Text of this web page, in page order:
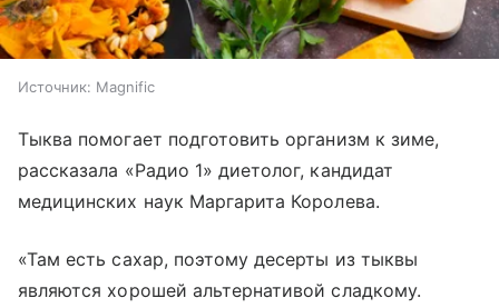
Источник: Magnific
Тыква помогает подготовить организм к зиме,
рассказала «Радио 1» диетолог, кандидат
медицинских наук Маргарита Королева.
«Там есть сахар, поэтому десерты из тыквы
являются хорошей альтернативой сладкому.